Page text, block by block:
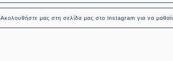
Ακολουθήστε μας στη σελίδα μας στο instagram για να